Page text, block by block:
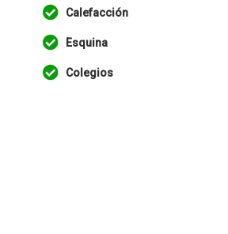
Calefacción
Esquina
Colegios